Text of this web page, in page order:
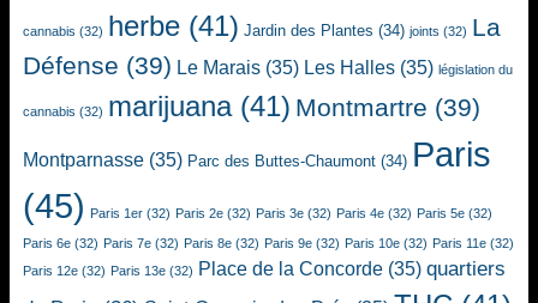
cannabis (32) herbe (41) Jardin des Plantes (34) joints (32) La
Défense (39) Le Marais (35) Les Halles (35) législation du
cannabis (32) marijuana(41) Montmartre (39)
Montparnasse (35) Parc des Buttes-Chaumont (34) Paris
(45) Paris 1er (32) Paris 2e (32) Paris 3e (32) Paris 4e (32) Paris 5e (32)
Paris 6e (32) Paris 7e (32) Paris 8e (32) Paris 9e (32) Paris 10e (32) Paris 11e (32)
Paris 12e (32) Paris 13e (32) Place de la Concorde (35) quartiers